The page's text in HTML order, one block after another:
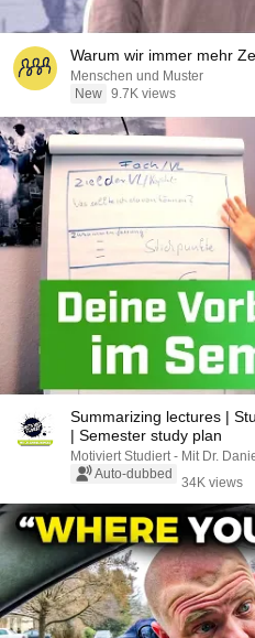
Warum wir immer mehr
Menschen und Muster
New 9.7K views
Summarizing lectures |
| Semester study plan
Motiviert Studiert - Mit Dr.
Auto-dubbed
34K views